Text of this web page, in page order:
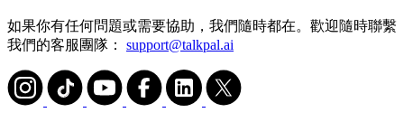
如果你有任何問題或需要協助，我們隨時都在。歡迎隨時聯繫
我們的客服團隊： support@talkpal.ai